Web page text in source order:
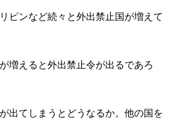
ピンなど続々と外出禁止国が増えて
増えると外出禁止令が出るであろ
出てしまうとどうなるか。他の国を